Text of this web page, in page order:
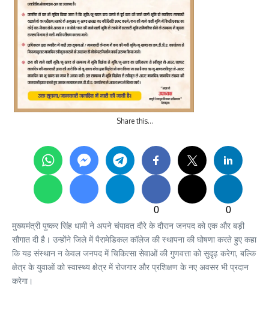
Share this…
0
0
मुख्यमंत्री पुष्कर सिंह धामी ने अपने चंपावत दौरे के दौरान जनपद को एक और बड़ी
सौगात दी है। उन्होंने जिले में पैरामेडिकल कॉलेज की स्थापना की घोषणा करते हुए कहा
कि यह संस्थान न केवल जनपद में चिकित्सा सेवाओं की गुणवत्ता को सुदृढ़ करेगा, बल्कि
क्षेत्र के युवाओं को स्वास्थ्य क्षेत्र में रोजगार और प्रशिक्षण के नए अवसर भी प्रदान
करेगा।